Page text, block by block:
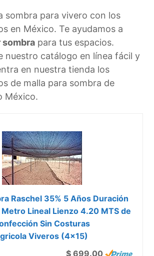
sombra para vivero con los
en México. Te ayudamos a
sombra para tus espacios.
nuestro catálogo en línea fácil y
en nuestra tienda los
de malla para sombra de
México.
Raschel 35% 5 Años Duración
Lineal Lienzo 4.20 MTS de
Sin Costuras
Viveros (4x15)
$ 699.00